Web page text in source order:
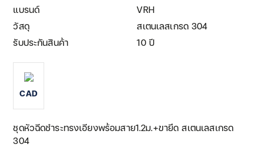
แบรนด์
VRH
วัสดุ
สเตนเลสเกรด 304
รับประกันสินค้า
10 ปี
CAD
ชุดหัวฉีดชำระทรงเอียงพร้อมสาย1.2ม.+ขายึด สเตนเลสเกรด
304